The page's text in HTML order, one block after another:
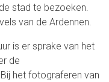
stad te bezoeken.
van de Ardennen.
is er sprake van het
de
het fotograferen van